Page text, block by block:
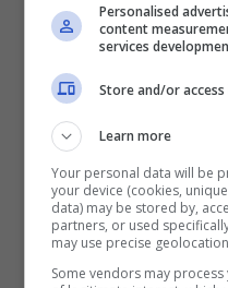
per riuscire a dare
Personalised
content
services
Store and/or
Learn more
Your personal data will be
your device (cookies,
data) may be stored by,
partners, or used
may use precise
Some vendors may